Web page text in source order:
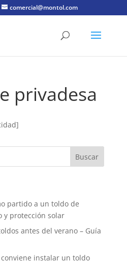
comercial@montol.com
privadesa
partido a un toldo de
y protección solar
antes del verano – Guía
instalar un toldo